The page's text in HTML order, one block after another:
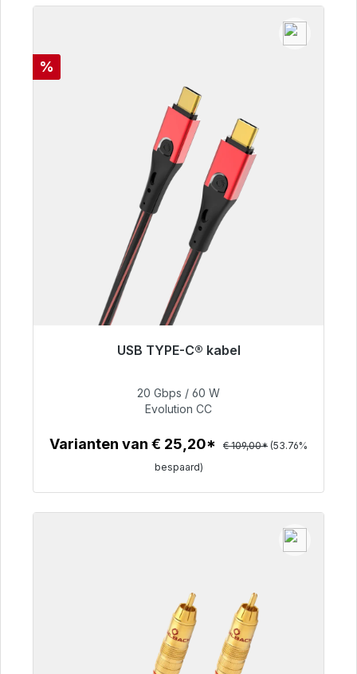
Korting
%
USB TYPE-C® kabel
48 uur*
Details
20 Gbps / 60 W
Evolution CC
Varianten van € 25,20* € 109,00* (53.76%
bespaard)